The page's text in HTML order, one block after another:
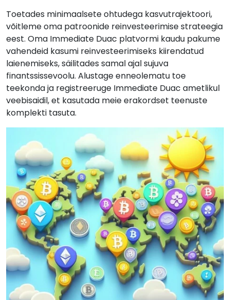
Toetades minimaalsete ohtudega kasvutrajektoori,
võitleme oma patroonide reinvesteerimise strateegia
eest. Oma Immediate Duac platvormi kaudu pakume
vahendeid kasumi reinvesteerimiseks kiirendatud
laienemiseks, säilitades samal ajal sujuva
finantssissevoolu. Alustage enneolematu toe
teekonda ja registreeruge Immediate Duac ametlikul
veebisaidil, et kasutada meie erakordset teenuste
komplekti tasuta.